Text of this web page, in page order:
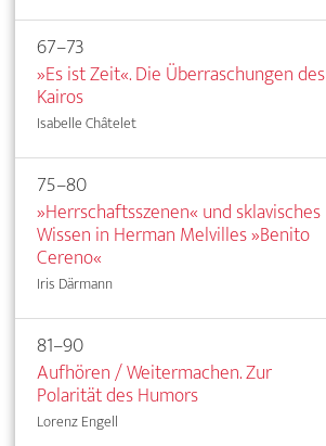
67–73
»Es ist Zeit«. Die Überraschungen des
Kairos
Isabelle Châtelet
75–80
»Herrschaftsszenen« und sklavisches
Wissen in Herman Melvilles »Benito
Cereno«
Iris Därmann
81–90
Aufhören / Weitermachen. Zur
Polarität des Humors
Lorenz Engell